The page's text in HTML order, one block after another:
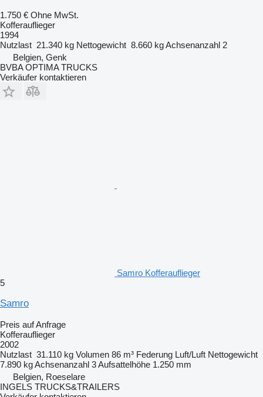
1.750 € Ohne MwSt.
Kofferauflieger
1994
Nutzlast 21.340 kg Nettogewicht 8.660 kgAchsenanzahl 2
Belgien, Genk
BVBA OPTIMA TRUCKS
Verkäufer kontaktieren
Samro Kofferauflieger
5
Samro
Preis auf Anfrage
Kofferauflieger
2002
Nutzlast 31.110 kg Volumen 86 m³ Federung Luft/Luft Nettogewicht
7.890 kgAchsenanzahl 3Aufsattelhöhe 1.250 mm
Belgien, Roeselare
INGELS TRUCKS&TRAILERS